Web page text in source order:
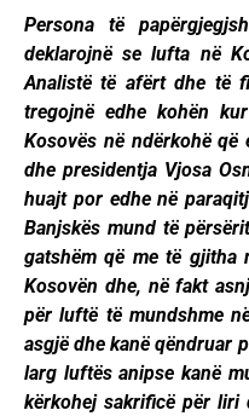
Persona të
deklarojnë se lufta në
Analistë të afërt dhe të
tregojnë edhe kohën
Kosovës në ndërkohë
dhe presidentja Vjosa
huajt por edhe në
Banjskës mund të
gatshëm që me të gjitha
Kosovën dhe, në fakt
për luftë të mundshme
asgjë dhe kanë qëndruar
larg luftës anipse kanë
kërkohej sakrificë për liri